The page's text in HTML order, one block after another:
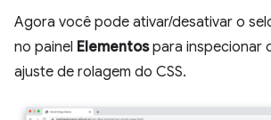
Agora você pode ativar/desativar o
no painel Elementospara inspecionar
ajuste de rolagem do CSS.